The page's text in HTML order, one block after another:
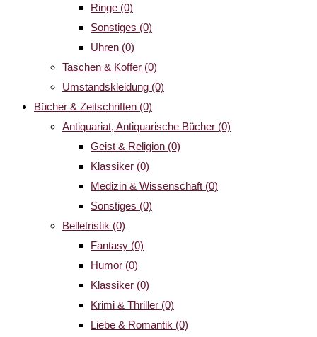
Ringe (0)
Sonstiges (0)
Uhren (0)
Taschen & Koffer (0)
Umstandskleidung (0)
Bücher & Zeitschriften (0)
Antiquariat, Antiquarische Bücher (0)
Geist & Religion (0)
Klassiker (0)
Medizin & Wissenschaft (0)
Sonstiges (0)
Belletristik (0)
Fantasy (0)
Humor (0)
Klassiker (0)
Krimi & Thriller (0)
Liebe & Romantik (0)